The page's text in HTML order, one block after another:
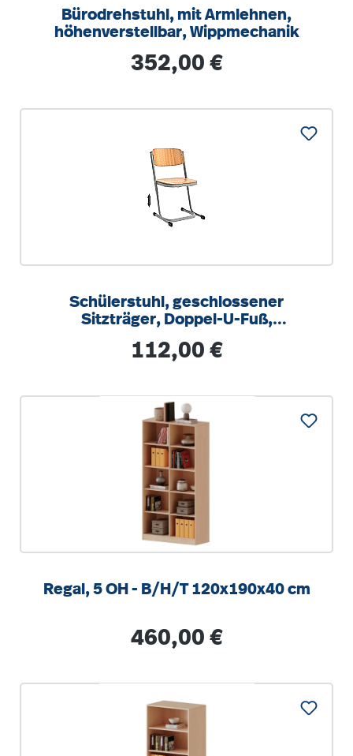
Bürodrehstuhl, mit Armlehnen,
höhenverstellbar, Wippmechanik
Regulärer Preis:
352,00 €
Schülerstuhl, geschlossener
Sitzträger, Doppel-U-Fuß,
Regulärer Preis:
112,00 €
Regal, 5 OH - B/H/T 120x190x40 cm
Regulärer Preis:
460,00 €